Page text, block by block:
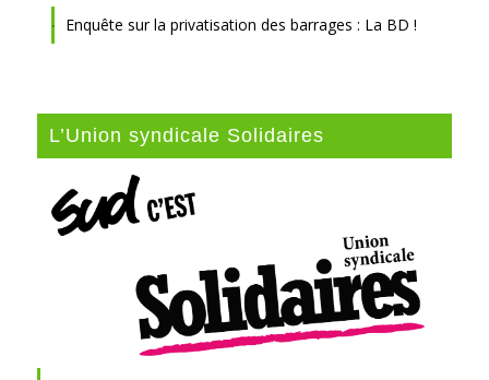
Enquête sur la privatisation des barrages : La BD !
L’Union syndicale Solidaires